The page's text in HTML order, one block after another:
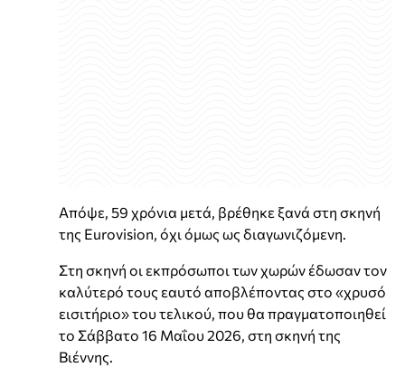
Απόψε, 59 χρόνια μετά, βρέθηκε ξανά στη σκηνή
της Eurovision, όχι όμως ως διαγωνιζόμενη.
Στη σκηνή οι εκπρόσωποι των χωρών έδωσαν τον
καλύτερό τους εαυτό αποβλέποντας στο «χρυσό
εισιτήριο» του τελικού, που θα πραγματοποιηθεί
το Σάββατο 16 Μαΐου 2026, στη σκηνή της
Βιέννης.